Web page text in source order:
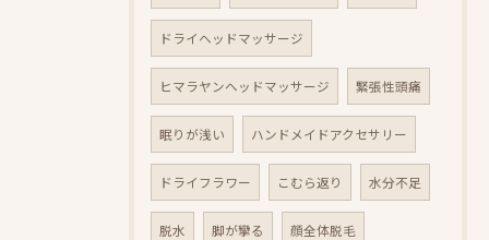
ドライヘッドマッサージ
ヒマラヤンヘッドマッサージ 緊張性頭痛
眠りが浅い ハンドメイドアクセサリー
ドライフラワー こむら返り 水分不足
脱水 脚が攣る 顔全体脱毛